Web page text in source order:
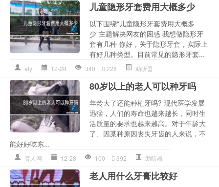
儿童隐形牙套费用大概多少
以下围绕“儿童隐形牙套费用大概多
少”主题解决网友的困惑 我想做隐形牙
套有几种 你好，关于隐形牙套，实际上
有好几种类型。目前常见的隐形牙套...
ety 12-28 340 228 助听器
80岁以上的老人可以种牙吗
年龄大了还能种植牙吗? 现代医学发展
迅猛，人们的寿命也越来越长，同时生
活质量的要求也越来越高。对于年龄大
了、因某种原因丧失牙齿的人来说，不
能好好吃东...
聋人网 12-28 100 392 助听器
老人用什么牙膏比较好